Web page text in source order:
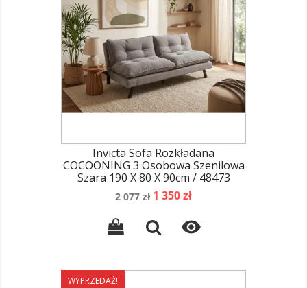
Invicta Sofa Rozkładana
COCOONING 3 Osobowa Szenilowa
Szara 190 X 80 X 90cm / 48473
Cena
2 077 zł Cena
1 350 zł

WYPRZEDAŻ!